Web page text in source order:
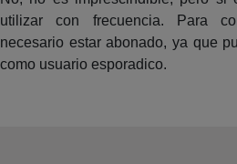
utilizar con frecuencia. Para
necesario estar abonado, ya que
como usuario esporadico.